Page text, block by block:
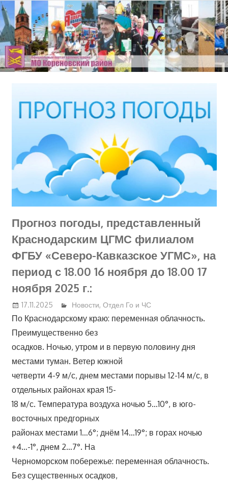
Перейти
к
содержимому
Прогноз погоды, представленный
Краснодарским ЦГМС филиалом
ФГБУ «Северо-Кавказское УГМС», на
период с 18.00 16 ноября до 18.00 17
ноября 2025 г.:
17.11.2025 Новости, Отдел Го и ЧС
По Краснодарскому краю: переменная облачность.
Преимущественно без
осадков. Ночью, утром и в первую половину дня
местами туман. Ветер южной
четверти 4-9 м/с, днем местами порывы 12-14 м/с, в
отдельных районах края 15-
18 м/с. Температура воздуха ночью 5…10°, в юго-
восточных предгорных
районах местами 1…6°; днём 14…19°; в горах ночью
+4…-1°, днем 2…7°. На
Черноморском побережье: переменная облачность.
Без существенных осадков,